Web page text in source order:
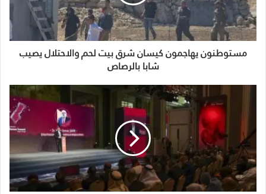
مستوطنون يهاجمون كيسان شرق بيت لحم والاحتلال يصيب
شابا بالرصاص